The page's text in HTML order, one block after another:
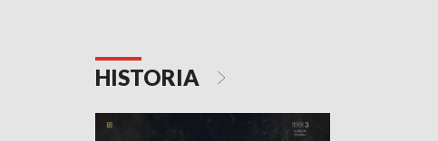
HISTORIA